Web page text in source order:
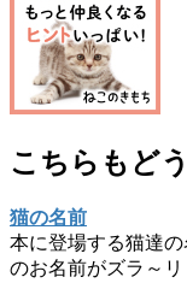
こちらもど
猫の名前
本に登場する猫達
のお名前がズラ～リ